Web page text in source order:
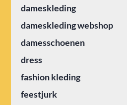
dameskleding
dameskleding webshop
damesschoenen
dress
fashion kleding
feestjurk